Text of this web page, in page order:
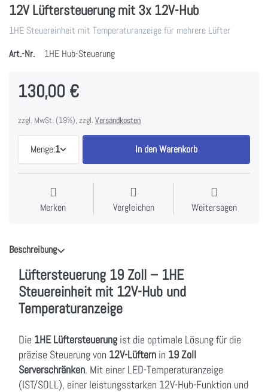
12V Lüftersteuerung mit 3x 12V-Hub
1HE Steuereinheit mit Temperaturanzeige für mehrere Lüfter
Art.-Nr.
1HE Hub-Steuerung
130,00 €
zzgl. MwSt. (19%), zzgl. Versandkosten
Menge:1 In den Warenkorb
Merken Vergleichen Weitersagen
Beschreibung
Lüftersteuerung 19 Zoll – 1HE
Steuereinheit mit 12V-Hub und
Temperaturanzeige
Die 1HE Lüftersteuerung ist die optimale Lösung für die
präzise Steuerung von 12V-Lüftern in 19 Zoll
Serverschränken. Mit einer LED-Temperaturanzeige
(IST/SOLL), einer leistungsstarken 12V-Hub-Funktion und